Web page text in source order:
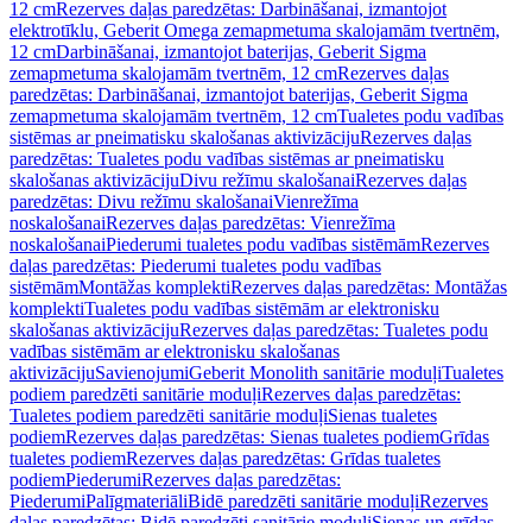
12 cmRezerves daļas paredzētas: Darbināšanai, izmantojot
elektrotīklu, Geberit Omega zemapmetuma skalojamām tvertnēm,
12 cmDarbināšanai, izmantojot baterijas, Geberit Sigma
zemapmetuma skalojamām tvertnēm, 12 cmRezerves daļas
paredzētas: Darbināšanai, izmantojot baterijas, Geberit Sigma
zemapmetuma skalojamām tvertnēm, 12 cmTualetes podu vadības
sistēmas ar pneimatisku skalošanas aktivizācijuRezerves daļas
paredzētas: Tualetes podu vadības sistēmas ar pneimatisku
skalošanas aktivizācijuDivu režīmu skalošanaiRezerves daļas
paredzētas: Divu režīmu skalošanaiVienrežīma
noskalošanaiRezerves daļas paredzētas: Vienrežīma
noskalošanaiPiederumi tualetes podu vadības sistēmāmRezerves
daļas paredzētas: Piederumi tualetes podu vadības
sistēmāmMontāžas komplektiRezerves daļas paredzētas: Montāžas
komplektiTualetes podu vadības sistēmām ar elektronisku
skalošanas aktivizācijuRezerves daļas paredzētas: Tualetes podu
vadības sistēmām ar elektronisku skalošanas
aktivizācijuSavienojumiGeberit Monolith sanitārie moduļiTualetes
podiem paredzēti sanitārie moduļiRezerves daļas paredzētas:
Tualetes podiem paredzēti sanitārie moduļiSienas tualetes
podiemRezerves daļas paredzētas: Sienas tualetes podiemGrīdas
tualetes podiemRezerves daļas paredzētas: Grīdas tualetes
podiemPiederumiRezerves daļas paredzētas:
PiederumiPalīgmateriāliBidē paredzēti sanitārie moduļiRezerves